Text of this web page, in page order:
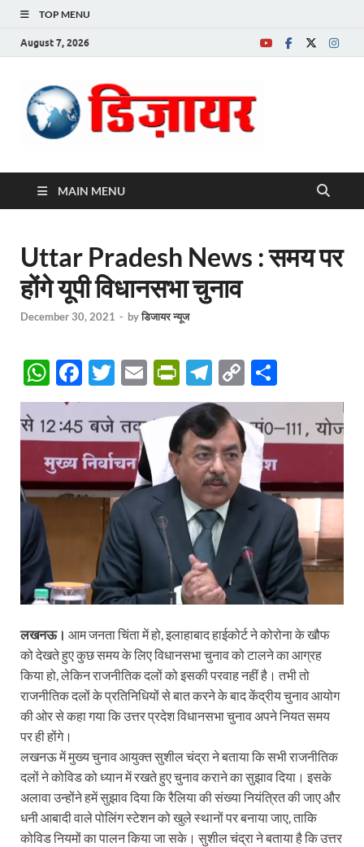
TOP MENU
August 7, 2026
MAIN MENU
Uttar Pradesh News : समय पर
होंगे यूपी विधानसभा चुनाव
December 30, 2021 - byडिजायर न्यूज
W
h
at
s
A
p
F
ac
e
b
o
o
T
w
itt
er
E
m
ail
P
ri
nt
Fr
ie
n
dl
y
T
el
e
gr
a
m
C
o
p
y
Li
n
k
h
ar
e
लखनऊ। आम जनता चिंता में हो, इलाहाबाद हाईकोर्ट ने कोरोना के खौफ
को देखते हुए कुछ समय के लिए विधानसभा चुनाव को टालने का आग्रह
किया हो, लेकिन राजनीतिक दलों को इसकी परवाह नहीं है। तभी तो
राजनीतिक दलों के प्रतिनिधियों से बात करने के बाद केंद्रीय चुनाव आयोग
की ओर से कहा गया कि उत्तर प्रदेश विधानसभा चुनाव अपने नियत समय
पर ही होंगे।
लखनऊ में मुख्य चुनाव आयुक्त सुशील चंद्रा ने बताया कि सभी राजनीतिक
दलों ने कोविड को ध्यान में रखते हुए चुनाव कराने का सुझाव दिया। इसके
अलावा उन्होंने हमें सुझाव दिया कि रैलिया की संख्या नियंत्रित की जाए और
धनी आबादी वाले पोलिंग स्टेशन को खुले स्थानों पर बनाया जाए, ताकि
कोविड नियमों का पालन किया जा सके। सुशील चंद्रा ने बताया है कि उत्तर